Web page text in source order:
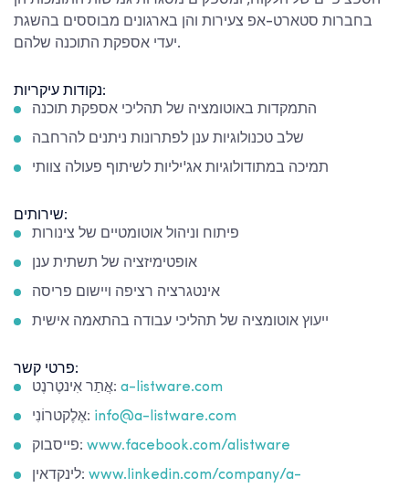
בחברות סטארט-אפ צעירות והן בארגונים מבוססים בהשגת
יעדי אספקת התוכנה שלהם.
נקודות עיקריות:
התמקדות באוטומציה של תהליכי אספקת תוכנה
שלב טכנולוגיות ענן לפתרונות ניתנים להרחבה
תמיכה במתודולוגיות אג'יליות לשיתוף פעולה צוותי
שירותים:
פיתוח וניהול אוטומטיים של צינורות
אופטימיזציה של תשתית ענן
אינטגרציה רציפה ויישום פריסה
ייעוץ אוטומציה של תהליכי עבודה בהתאמה אישית
פרטי קשר:
אֲתַר אִינטֶרנֶט: a-listware.com
אֶלֶקטרוֹנִי: info@a-listware.com
פייסבוק: www.facebook.com/alistware
לינקדאין: www.linkedin.com/company/a-